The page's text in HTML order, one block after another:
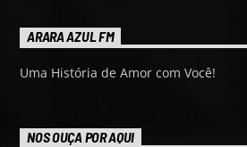
ARARA AZUL FM
Uma História de Amor com Você!
NOS OUÇA POR AQUI